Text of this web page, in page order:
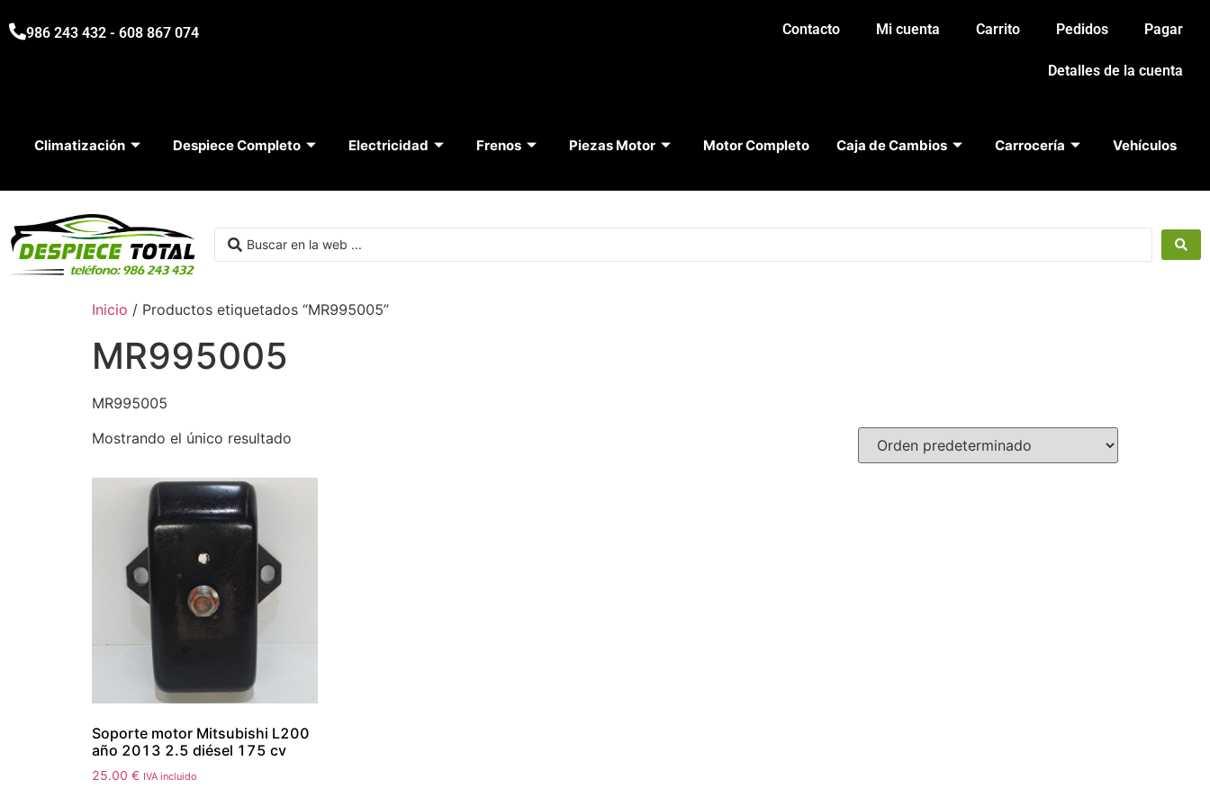
986 243 432 - 608 867 074 Contacto Mi cuenta Carrito Pedidos Pagar
Detalles de la cuenta
Climatización Despiece Completo Electricidad Frenos Piezas Motor Motor Completo Caja de Cambios Carrocería Vehículos
Inicio / Productos etiquetados “MR995005”
MR995005
MR995005
Mostrando el único resultado
Soporte motor Mitsubishi L200
año 2013 2.5 diésel 175 cv
25.00 € IVA incluido